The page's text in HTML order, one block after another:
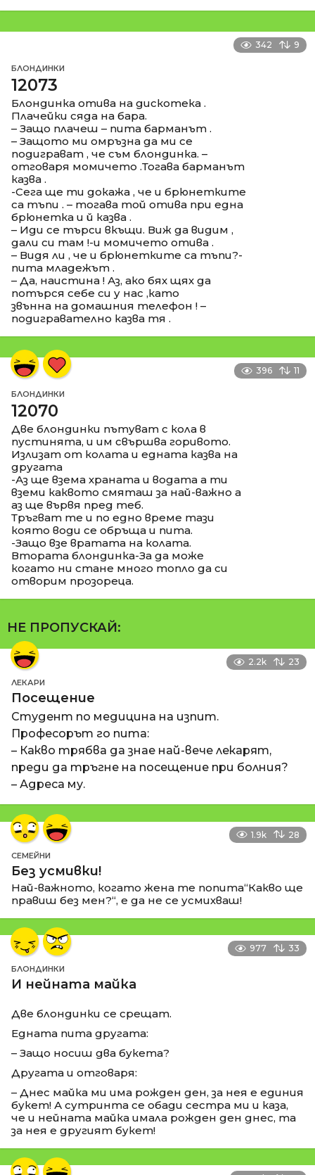
342 9
БЛОНДИНКИ
12073
Блондинка отива на дискотека .
Плачейки сяда на бара.
– Защо плачеш – пита барманът .
– Защото ми омръзна да ми се
подиграват , че съм блондинка. –
отговаря момичето .Тогава барманът
казва .
-Сега ще ти докажа , че и брюнетките
са тъпи . – тогава той отива при една
брюнетка и й казва .
– Иди се търси вкъщи. Виж да видим ,
дали си там !-и момичето отива .
– Видя ли , че и брюнетките са тъпи?-
пита младежът .
– Да, наистина ! Аз, ако бях щях да
потърся себе си у нас ,като
звънна на домашния телефон ! –
подигравателно казва тя .
396 11
БЛОНДИНКИ
12070
Две блондинки пътуват с кола в
пустинята, и им свършва горивото.
Излизат от колата и едната казва на
другата
-Аз ще взема храната и водата а ти
вземи каквото смяташ за най-важно а
аз ще вървя пред теб.
Тръгват те и по едно време тази
която води се обръща и пита.
-Защо взе вратата на колата.
Втората блондинка-За да може
когато ни стане много топло да си
отворим прозореца.
НЕ ПРОПУСКАЙ:
2.2k 23
ЛЕКАРИ
Посещение
Студент по медицина на изпит.
Професорът го пита:
– Какво трябва да знае най-вече лекарят,
преди да тръгне на посещение при болния?
– Адреса му.
1.9k 28
СЕМЕЙНИ
Без усмивки!
Най-важното, когато жена те попита“Какво ще
правиш без мен?“, е да не се усмихваш!
977 33
БЛОНДИНКИ
И нейната майка
Две блондинки се срещат.
Едната пита другата:
– Защо носиш два букета?
Другата и отговаря:
– Днес майка ми има рожден ден, за нея е единия
букет! А сутринта се обади сестра ми и каза,
че и нейната майка имала рожден ден днес, та
за нея е другият букет!